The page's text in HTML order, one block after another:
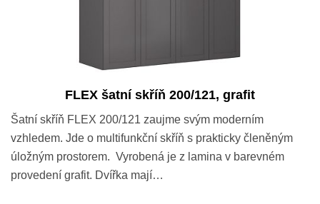
FLEX šatní skříň 200/121, grafit
Šatní skříň FLEX 200/121 zaujme svým moderním
vzhledem. Jde o multifunkční skříň s prakticky členěným
úložným prostorem. Vyrobená je z lamina v barevném
provedení grafit. Dvířka mají…